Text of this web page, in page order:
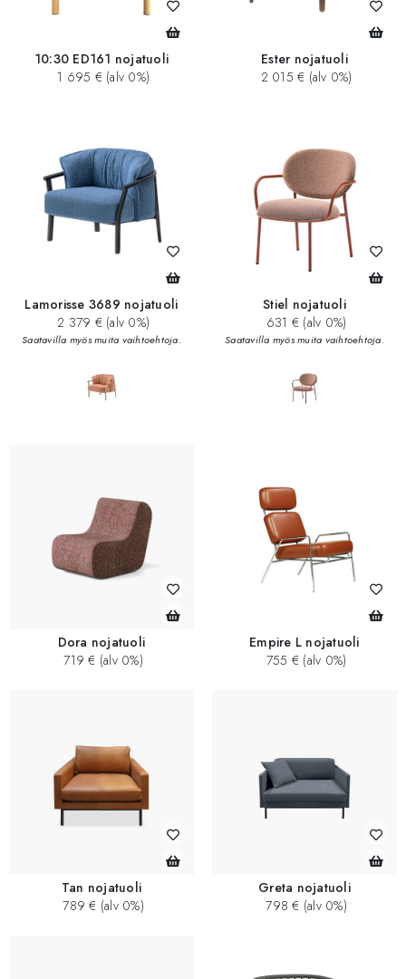
10:30 ED161 nojatuoli
1 695 € (alv 0%)
Ester nojatuoli
2 015 € (alv 0%)
Lamorisse 3689 nojatuoli
2 379 € (alv 0%)
Saatavilla myös muita vaihtoehtoja.
Stiel nojatuoli
631 € (alv 0%)
Saatavilla myös muita vaihtoehtoja.
Dora nojatuoli
719 € (alv 0%)
Empire L nojatuoli
755 € (alv 0%)
Tan nojatuoli
789 € (alv 0%)
Greta nojatuoli
798 € (alv 0%)